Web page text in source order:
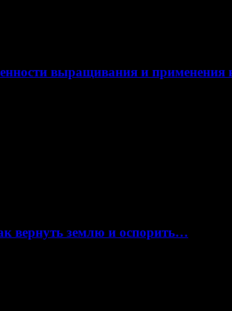
выращивания и
вернуть землю и оспорить…